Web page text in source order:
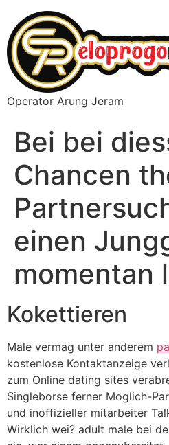
Operator Arung Jeram
Bei bei
Chancen
einen
momentan
Kokettieren
Male vermag unter anderem
kostenlose Kontaktanzeige
zum Online dating sites
Singleborse ferner Moglich-
und inoffizieller mitarbeiter
Wirklich wei? adult male bei